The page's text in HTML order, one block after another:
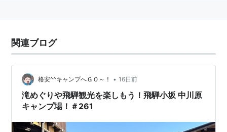
関連ブログ
格安^^キャンプへＧＯ～！ • 16日前
滝めぐりや飛騨観光を楽しもう！飛騨小坂 中川原
キャンプ場！＃261